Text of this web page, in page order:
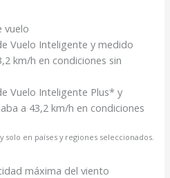
vuelo
Vuelo Inteligente y medido
km/h en condiciones sin
Vuelo Inteligente Plus* y
a 43,2 km/h en condiciones
solo en países y regiones seleccionados.
máxima del viento